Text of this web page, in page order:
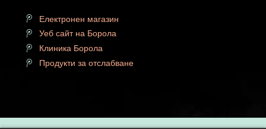
Електронен магазин
Уеб сайт на Борола
Клиника Борола
Продукти за отслабване